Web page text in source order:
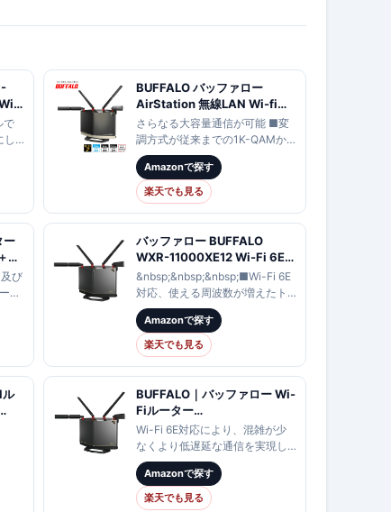
で
し
BUFFALO バッファロー
AirStation 無線LAN Wi-fiル
ーター Wi-Fi7
11be/ax/ac/n/a/g/b
11529+5764+688Mbps
IPV6対応 EasyMesh対応
WXR-18000BE10P/D
さらなる大容量通信が可能 ■変
調方式が従来までの1K-QAMか
ら4K-QAMに改善され、通信効
率が向上。近距離での通信速度
向上 ■MLO効果最大化・送受信
感度向上のための6GHz/…
Amazonで探す
楽天でも見る
ー
7
無
び
タ
バッファロー BUFFALO
WXR-11000XE12 Wi-Fi 6E
11ax
4803+4803+1147Mbps
IPv6 トライバンド対応 Wi-Fi
ルーター AirStation WAN、
LANx1 10Gbps対応
WXR11000XE12
&nbsp;&nbsp;&nbsp;■Wi-Fi 6E
対応、使える周波数が増えたト
ライバンドルーター
6GHz/5GHz/2.4GHzの3つの周
波数帯に対応■6GHz/5GHzに
お…
Amazonで探す
楽天でも見る
ル
BUFFALO｜バッファロー Wi-
Fiルーター
4803+4803+1147Mbps
AirStation(ネット脅威ブロッ
カー2対応・フラッグシップモ
デル) チタニウムグレー WXR-
11000XE12 [Wi-Fi 6E(ax)
/IPv6対応]
Wi-Fi 6E対応により、混雑が少
なくより低遅延な通信を実現し
ます。また、トライバンド対応
で多台数接続に強く、Wi-Fi
alliance標準規格「Wi-Fi
Amazonで探す
楽天でも見る